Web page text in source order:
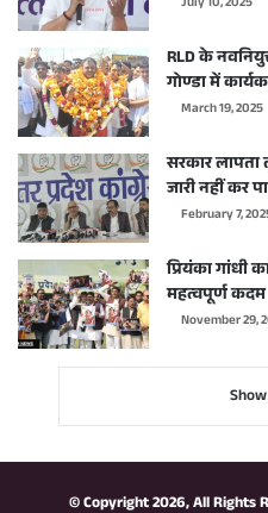
July 10, 2025
RLD के
गोण्डा में
March 19, 2025
सरकार
जारी नहीं कर
February 7,
प्रियंका गांधी
महत्वपूर्ण कदम
November 29,
© Copyright 2026, All Rights